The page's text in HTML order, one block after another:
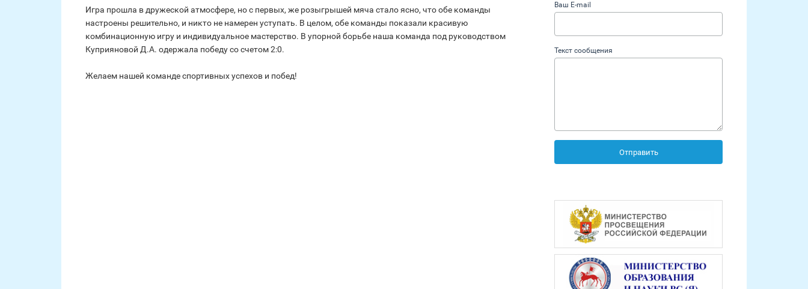
Игра прошла в дружеской атмосфере, но с первых, же розыгрышей мяча стало ясно, что обе команды
настроены решительно, и никто не намерен уступать. В целом, обе команды показали красивую
комбинационную игру и индивидуальное мастерство. В упорной борьбе наша команда под руководством
Куприяновой Д.А. одержала победу со счетом 2:0.
Желаем нашей команде спортивных успехов и побед!
Ваш E-mail
Текст сообщения